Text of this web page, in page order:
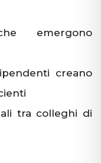
emergono
creano
tra colleghi di